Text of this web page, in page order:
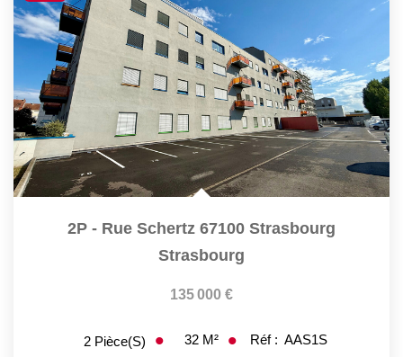
2P - Rue Schertz 67100 Strasbourg
Strasbourg
135 000 €
2 Pièce(s) 32 M² Réf : AAS1S